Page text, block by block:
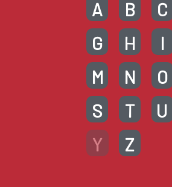
A B C
G
H I
M
N O
S
T U
Y
Z